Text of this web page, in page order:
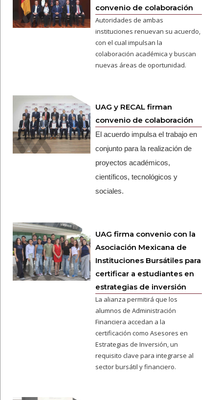
convenio de colaboración
Autoridades de ambas
instituciones renuevan su acuerdo,
con el cual impulsan la
colaboración académica y buscan
nuevas áreas de oportunidad.
UAG y RECAL firman
convenio de colaboración
El acuerdo impulsa el trabajo en
conjunto para la realización de
proyectos académicos,
científicos, tecnológicos y
sociales.
UAG firma convenio con la
Asociación Mexicana de
Instituciones Bursátiles para
certificar a estudiantes en
estrategias de inversión
La alianza permitirá que los
alumnos de Administración
Financiera accedan a la
certificación como Asesores en
Estrategias de Inversión, un
requisito clave para integrarse al
sector bursátil y financiero.